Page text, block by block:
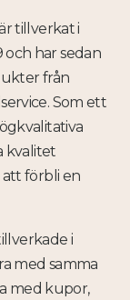
tillverkat i
har sedan
från
Som ett
kvalitet
förbli en
i
med samma
med kupor,